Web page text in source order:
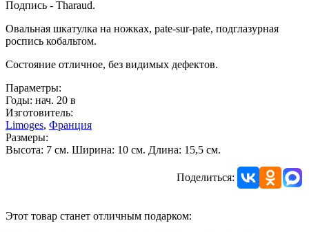
Подпись - Tharaud.
Овальная шкатулка на ножках, pate-sur-pate, подглазурная
роспись кобальтом.
Состояние отличное, без видимых дефектов.
Параметры:
Годы: нач. 20 в
Изготовитель:
Limoges, Франция
Размеры:
Высота: 7 см. Ширина: 10 см. Длина: 15,5 см.
Поделиться:
Этот товар станет отличным подарком: